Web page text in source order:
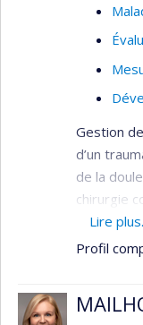
Gestion
d’un
de la
chirurgie
et
douleur :
utilisation
Lire
Profil